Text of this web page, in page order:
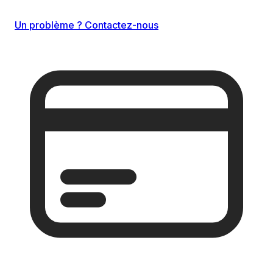
Un problème ? Contactez-nous